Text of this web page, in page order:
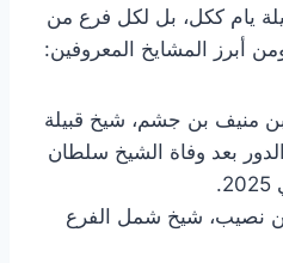
يام ككل، بل لكل فرع من
أبرز المشايخ المعروفين:
منيف بن جشم، شيخ قبيلة
بعد وفاة الشيخ سلطان
بن نصيب، شيخ شمل الفرع